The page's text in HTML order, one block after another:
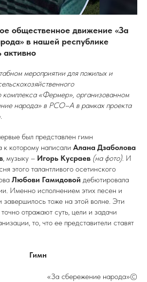
общественное движение «За
в нашей республике
активно
мероприятии для пожилых и
комплекса «Фермер», организованном
народа» в РСО–А в рамках проекта
был представлен гимн
к которому написали Алана Дзаболова
, музыку – Игорь Кусраев (на фото). И
этого талантливого осетинского
Любови Гамидовой дебютировала
Именно исполнением этих песен и
завершилось тоже на этой волне. Эти
отражают суть, цели и задачи
то, что ее представители ставят
Гимн
«За сбережение народа»©